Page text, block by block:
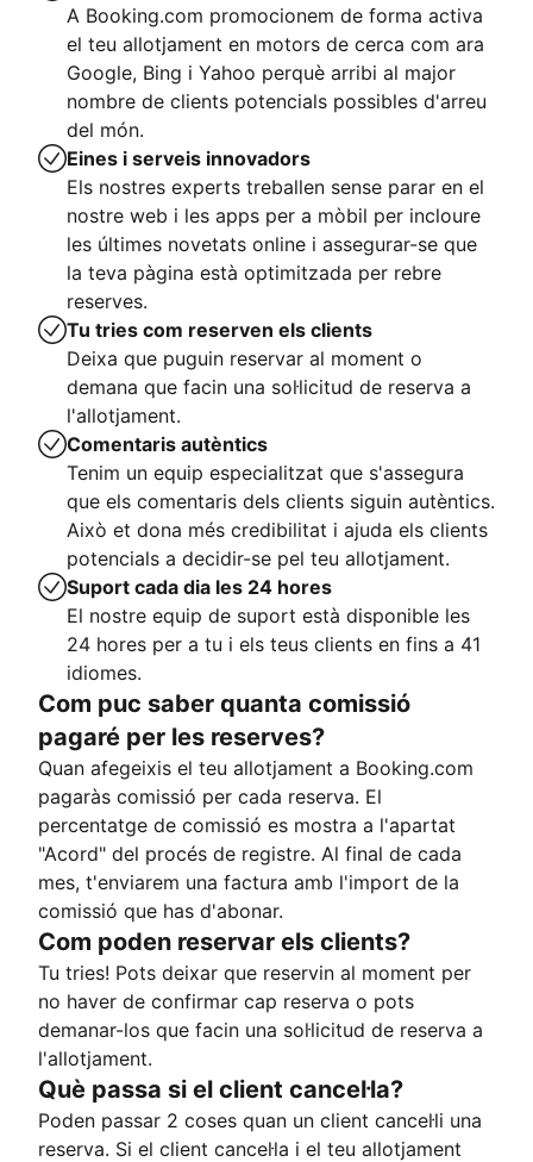
A Booking.com promocionem de forma activa
el teu allotjament en motors de cerca com ara
Google, Bing i Yahoo perquè arribi al major
nombre de clients potencials possibles d'arreu
del món.
Eines i serveis innovadors
Els nostres experts treballen sense parar en el
nostre web i les apps per a mòbil per incloure
les últimes novetats online i assegurar-se que
la teva pàgina està optimitzada per rebre
reserves.
Tu tries com reserven els clients
Deixa que puguin reservar al moment o
demana que facin una sol·licitud de reserva a
l'allotjament.
Comentaris autèntics
Tenim un equip especialitzat que s'assegura
que els comentaris dels clients siguin autèntics.
Això et dona més credibilitat i ajuda els clients
potencials a decidir-se pel teu allotjament.
Suport cada dia les 24 hores
El nostre equip de suport està disponible les
24 hores per a tu i els teus clients en fins a 41
idiomes.
Com puc saber quanta comissió
pagaré per les reserves?
Quan afegeixis el teu allotjament a Booking.com
pagaràs comissió per cada reserva. El
percentatge de comissió es mostra a l'apartat
"Acord" del procés de registre. Al final de cada
mes, t'enviarem una factura amb l'import de la
comissió que has d'abonar.
Com poden reservar els clients?
Tu tries! Pots deixar que reservin al moment per
no haver de confirmar cap reserva o pots
demanar-los que facin una sol·licitud de reserva a
l'allotjament.
Què passa si el client cancel·la?
Poden passar 2 coses quan un client cancel·li una
reserva. Si el client cancel·la i el teu allotjament